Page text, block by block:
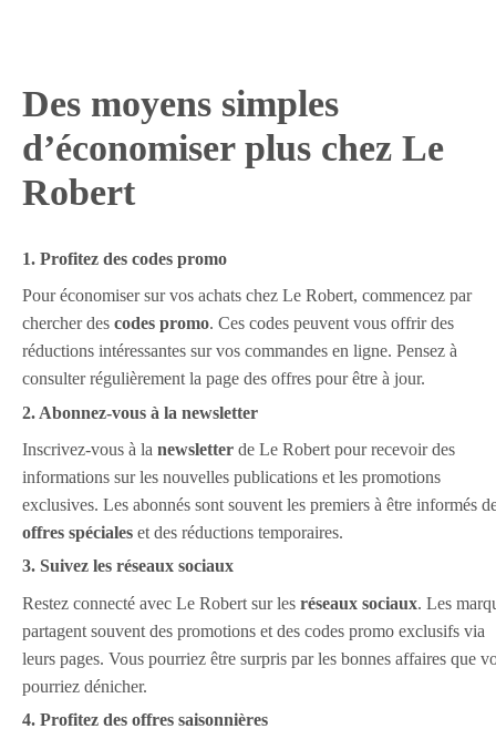
Des moyens simples
d’économiser plus chez Le
Robert
1. Profitez des codes promo
Pour économiser sur vos achats chez Le Robert, commencez par
chercher des codes promo. Ces codes peuvent vous offrir des
réductions intéressantes sur vos commandes en ligne. Pensez à
consulter régulièrement la page des offres pour être à jour.
2. Abonnez-vous à la newsletter
Inscrivez-vous à la newsletter de Le Robert pour recevoir des
informations sur les nouvelles publications et les promotions
exclusives. Les abonnés sont souvent les premiers à être informés
offres spéciales et des réductions temporaires.
3. Suivez les réseaux sociaux
Restez connecté avec Le Robert sur les réseaux sociaux. Les
partagent souvent des promotions et des codes promo exclusifs via
leurs pages. Vous pourriez être surpris par les bonnes affaires que
pourriez dénicher.
4. Profitez des offres saisonnières